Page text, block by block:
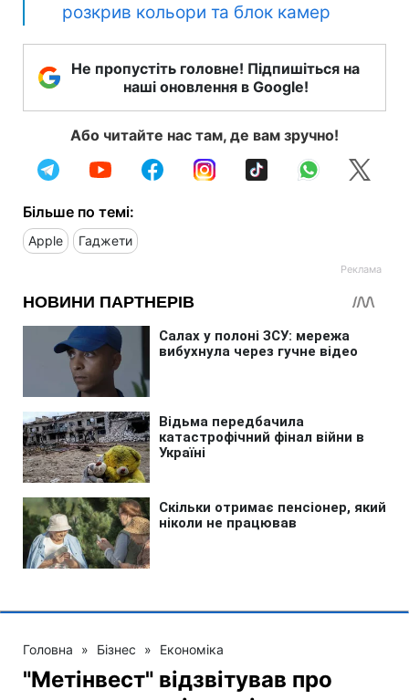
розкрив кольори та блок камер
Не пропустіть головне! Підпишіться на
наші оновлення в Google!
Або читайте нас там, де вам зручно!
Більше по темі:
Apple Гаджети
Головна » Бізнес » Економіка
"Метінвест" відзвітував про